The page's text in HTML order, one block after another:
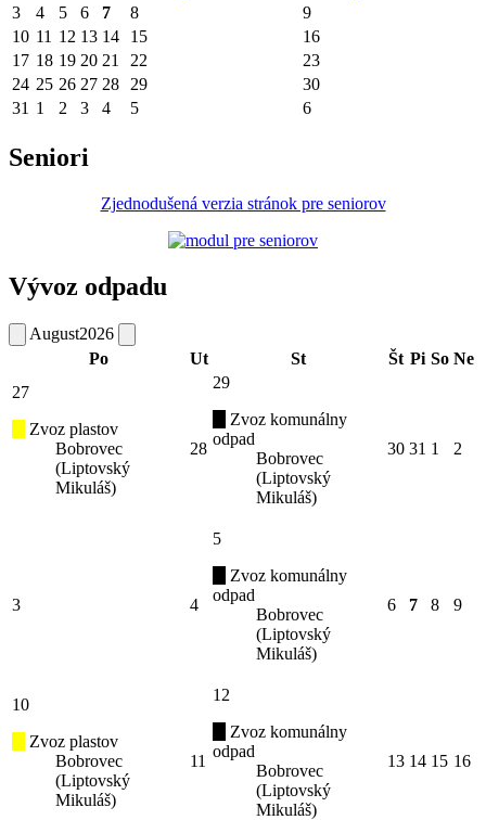
3
4 5 6 7 8
9
10 11 12 13 14 15
16
17 18 19 20 21 22
23
24 25 26 27 28 29
30
31 1 2 3 4 5 6
Seniori
Zjednodušená verzia stránok pre seniorov
Vývoz odpadu
August2026
Po
Ut St Št Pi So Ne
27
Zvoz plastov
Bobrovec
(Liptovský
Mikuláš)
28
29
Zvoz komunálny
odpad
Bobrovec
(Liptovský
Mikuláš)
30 31 1 2
3 4
5
Zvoz komunálny
odpad
Bobrovec
(Liptovský
Mikuláš)
6 7 8 9
10
Zvoz plastov
Bobrovec
(Liptovský
Mikuláš)
11
12
Zvoz komunálny
odpad
Bobrovec
(Liptovský
Mikuláš)
13 14 15 16